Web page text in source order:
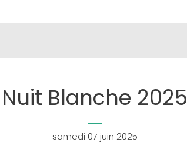
Nuit Blanche 2025
samedi 07 juin 2025